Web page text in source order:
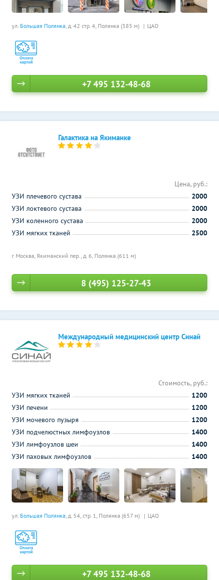
ул. Большая Полянка, д. 42 стр. 4, Полянка (385 м) ЦАО
+7 495 132-48-68
Галактика на Якиманке
г. Москва, Якиманский пер., д. 6, Полянка (611 м)
Цена, руб.:
УЗИ плечевого сустава
2000
УЗИ локтевого сустава
2000
УЗИ коленного сустава
2000
УЗИ мягких тканей
2500
8 (495) 125-27-43
Международный медицинский центр Синай
ул. Большая Полянка, д. 54, стр. 1, Полянка (657 м) ЦАО
Стоимость, руб.:
УЗИ мягких тканей
1200
УЗИ печени
1200
УЗИ мочевого пузыря
1200
УЗИ подчелюстных лимфоузлов
1400
УЗИ лимфоузлов шеи
1400
УЗИ паховых лимфоузлов
1400
+7 495 132-48-68